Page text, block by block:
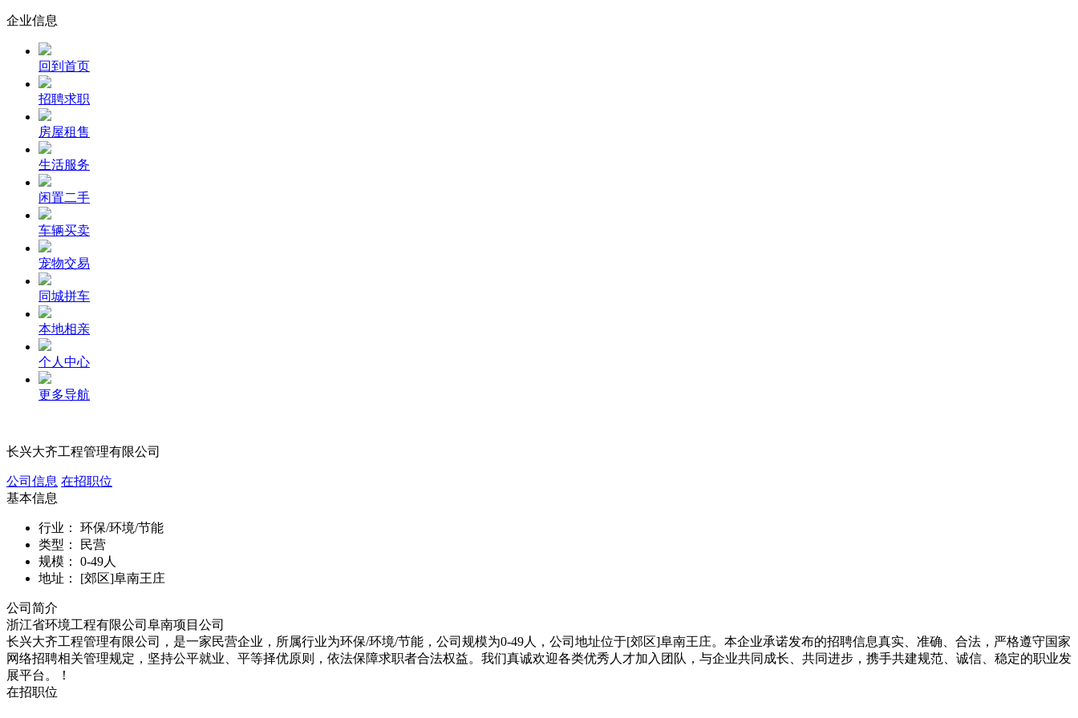
企业信息
回到首页
招聘求职
房屋租售
生活服务
闲置二手
车辆买卖
宠物交易
同城拼车
本地相亲
个人中心
更多导航
长兴大齐工程管理有限公司
公司信息 在招职位
基本信息
行业：
环保/环境/节能
类型：
民营
规模：
0-49人
地址：
[郊区]阜南王庄
公司简介
浙江省环境工程有限公司阜南项目公司
长兴大齐工程管理有限公司，是一家民营企业，所属行业为环保/环境/节能，公司规模为0-49人，公司地址位于[郊区]阜南王庄。本企业承诺发布的招聘信息真实、准确、合法，严格遵守国家
网络招聘相关管理规定，坚持公平就业、平等择优原则，依法保障求职者合法权益。我们真诚欢迎各类优秀人才加入团队，与企业共同成长、共同进步，携手共建规范、诚信、稳定的职业发
展平台。！
在招职位